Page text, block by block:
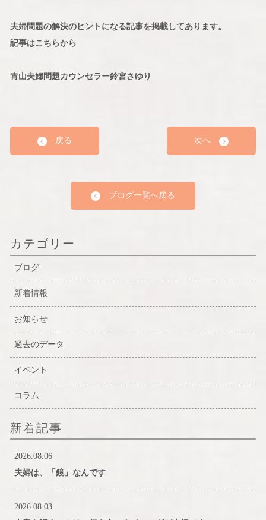
夫婦問題の解決のヒントになる記事を掲載してあります。
記事はこちらから
青山夫婦問題カウンセラー鈴宮さゆり
戻る 次へ
ブログ一覧へ戻る
カテゴリー
ブログ
新着情報
お知らせ
過去のデータ
イベント
コラム
新着記事
2026.08.06
夫婦は、「鏡」なんです
2026.08.03